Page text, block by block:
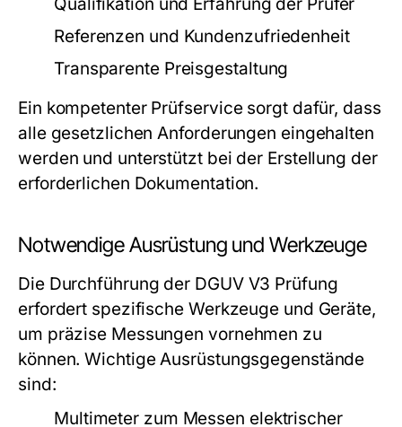
Qualifikation und Erfahrung der Prüfer
Referenzen und Kundenzufriedenheit
Transparente Preisgestaltung
Ein kompetenter Prüfservice sorgt dafür, dass
alle gesetzlichen Anforderungen eingehalten
werden und unterstützt bei der Erstellung der
erforderlichen Dokumentation.
Notwendige Ausrüstung und Werkzeuge
Die Durchführung der DGUV V3 Prüfung
erfordert spezifische Werkzeuge und Geräte,
um präzise Messungen vornehmen zu
können. Wichtige Ausrüstungsgegenstände
sind:
Multimeter zum Messen elektrischer